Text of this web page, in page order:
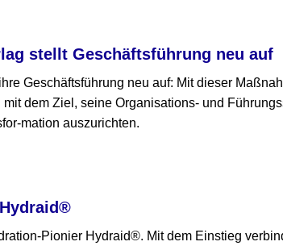
stellt Geschäftsführung neu auf
Geschäftsführung neu auf: Mit dieser
dem Ziel, seine Organisations- und
mation auszurichten.
Pionier Hydraid®. Mit dem Einstieg